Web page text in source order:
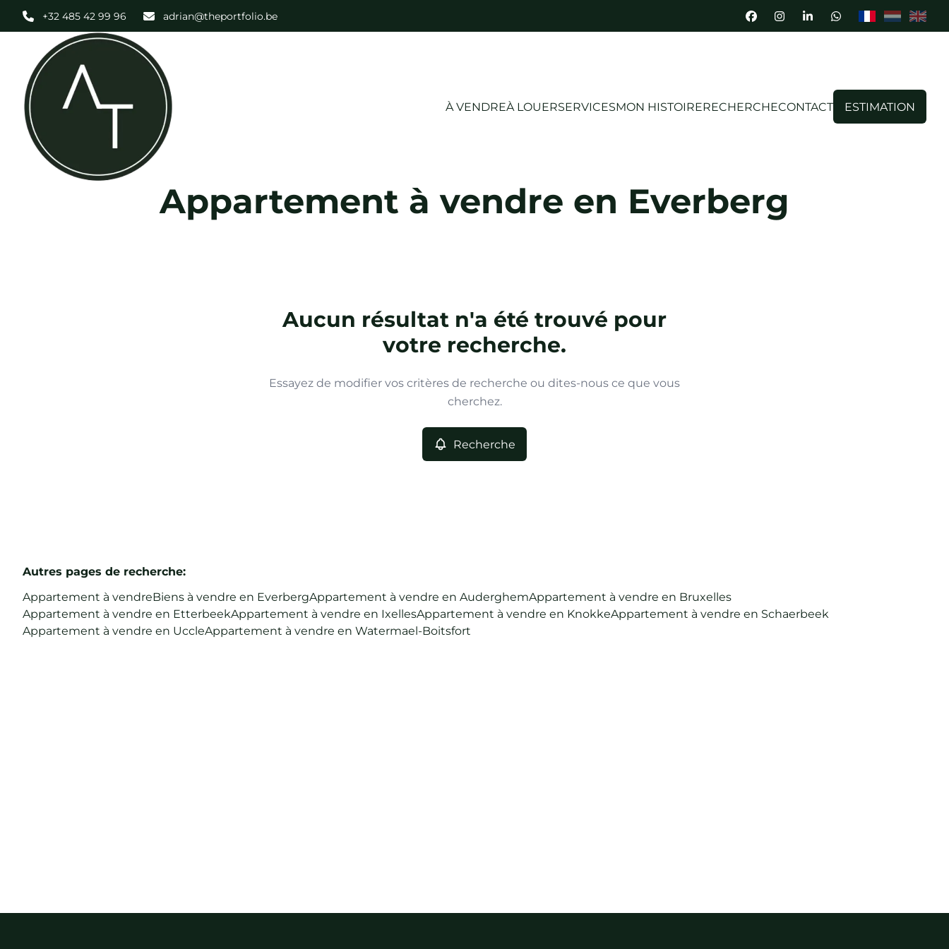
Aller au contenu principal
+32 485 42 99 96 adrian@theportfolio.be
À VENDREÀ LOUERSERVICESMON HISTOIRERECHERCHECONTACT ESTIMATION
Appartement à vendre en Everberg
Aucun résultat n'a été trouvé pour
votre recherche.
Essayez de modifier vos critères de recherche ou dites-nous ce que vous
cherchez.
Recherche
Autres pages de recherche:
Appartement à vendreBiens à vendre en EverbergAppartement à vendre en AuderghemAppartement à vendre en Bruxelles
Appartement à vendre en EtterbeekAppartement à vendre en IxellesAppartement à vendre en KnokkeAppartement à vendre en Schaerbeek
Appartement à vendre en UccleAppartement à vendre en Watermael-Boitsfort